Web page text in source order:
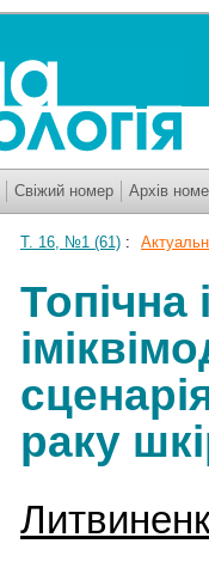
Свіжий номер Архів
Т. 16, №1 (61) :
Топічна
раку